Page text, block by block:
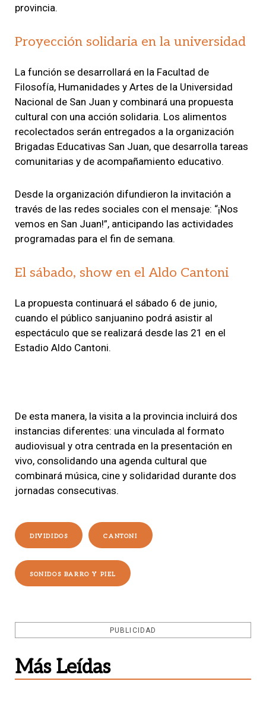
provincia.
Proyección solidaria en la universidad
La función se desarrollará en la Facultad de
Filosofía, Humanidades y Artes de la Universidad
Nacional de San Juan y combinará una propuesta
cultural con una acción solidaria. Los alimentos
recolectados serán entregados a la organización
Brigadas Educativas San Juan, que desarrolla tareas
comunitarias y de acompañamiento educativo.
Desde la organización difundieron la invitación a
través de las redes sociales con el mensaje: “¡Nos
vemos en San Juan!”, anticipando las actividades
programadas para el fin de semana.
El sábado, show en el Aldo Cantoni
La propuesta continuará el sábado 6 de junio,
cuando el público sanjuanino podrá asistir al
espectáculo que se realizará desde las 21 en el
Estadio Aldo Cantoni.
De esta manera, la visita a la provincia incluirá dos
instancias diferentes: una vinculada al formato
audiovisual y otra centrada en la presentación en
vivo, consolidando una agenda cultural que
combinará música, cine y solidaridad durante dos
jornadas consecutivas.
DIVIDIDOS CANTONI
SONIDOS BARRO Y PIEL
PUBLICIDAD
Más Leídas